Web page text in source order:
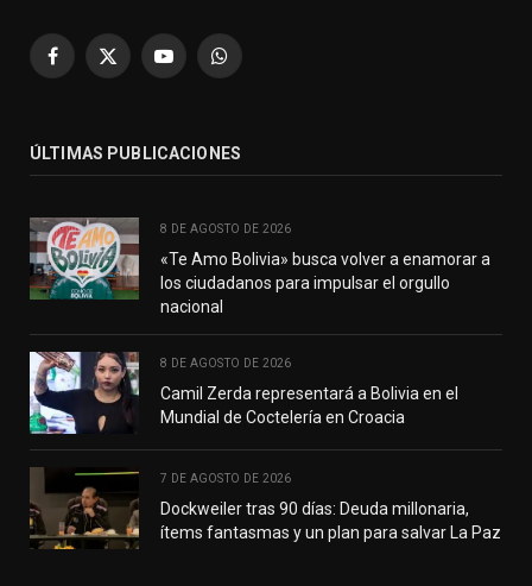
Facebook
X
YouTubeWhatsApp
ÚLTIMAS PUBLICACIONES
8 DE AGOSTO DE 2026
«Te Amo Bolivia» busca volver a enamorar a
los ciudadanos para impulsar el orgullo
nacional
8 DE AGOSTO DE 2026
Camil Zerda representará a Bolivia en el
Mundial de Coctelería en Croacia
7 DE AGOSTO DE 2026
Dockweiler tras 90 días: Deuda millonaria,
ítems fantasmas y un plan para salvar La Paz